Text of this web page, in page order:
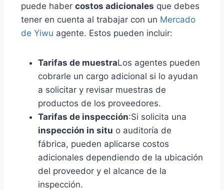
puede haber costos adicionales que debes
tener en cuenta al trabajar con un Mercado
de Yiwu agente. Estos pueden incluir:
Tarifas de muestraLos agentes pueden
cobrarle un cargo adicional si lo ayudan
a solicitar y revisar muestras de
productos de los proveedores.
Tarifas de inspección:Si solicita una
inspección in situ o auditoría de
fábrica, pueden aplicarse costos
adicionales dependiendo de la ubicación
del proveedor y el alcance de la
inspección.